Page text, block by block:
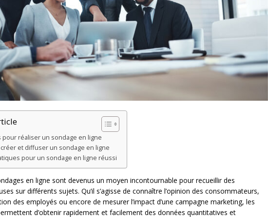
pour réaliser un sondage en ligne
et diffuser un sondage en ligne
pour un sondage en ligne réussi
en ligne sont devenus un moyen incontournable pour recueillir des
sur différents sujets. Qu’il s’agisse de connaître l’opinion des consommateurs,
des employés ou encore de mesurer l’impact d’une campagne marketing, les
d’obtenir rapidement et facilement des données quantitatives et